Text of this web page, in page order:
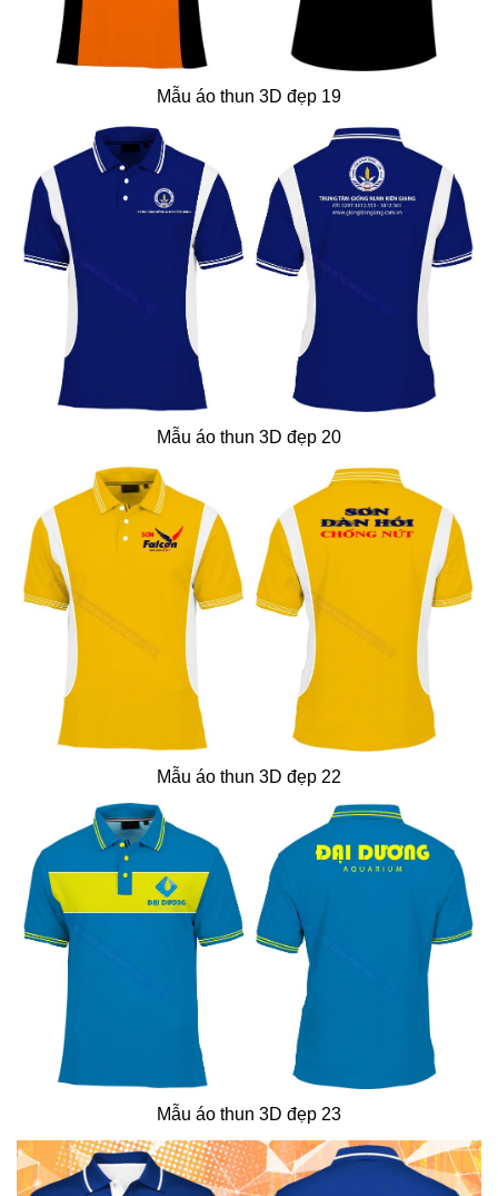
Mẫu áo thun 3D đẹp 19
Mẫu áo thun 3D đẹp 20
Mẫu áo thun 3D đẹp 22
Mẫu áo thun 3D đẹp 23